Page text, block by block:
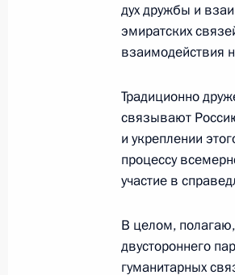
23 января 2004
22 января 2004
Выступление
послами
22 января 2004
Александровский зал
20 января 2004
дух дружбы и
эмиратских
взаимодействия
Традиционно
связывают
и укреплении
процессу
участие в
В целом,
двустороннего
гуманитарных